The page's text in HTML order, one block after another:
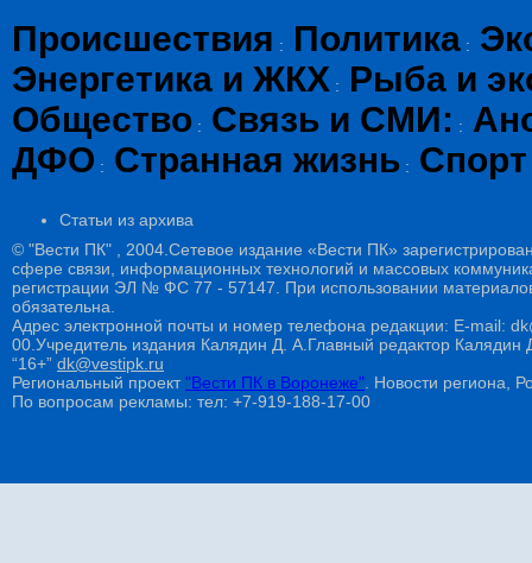
Происшествия : Политика :
Энергетика и ЖКХ :
Рыба и
Общество : Связь и СМИ: :
ДФО : Странная жизнь : Спорт
Статьи из архива
© "Вести ПК" , 2004.Сетевое издание «Вести ПК»
сфере связи, информационных технологий и массовых
регистрации ЭЛ № ФС 77 - 57147. При использовании
обязательна.
Адрес электронной почты и номер телефона редакции: E-mail:
00.Учредитель издания Калядин Д. А.Главный редактор
“16+” dk@vestipk.ru
Региональный проект"Вести ПК в Воронеже" . Новости региона,
По вопросам рекламы: тел: +7-919-188-17-00